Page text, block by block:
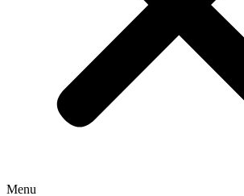
Menu